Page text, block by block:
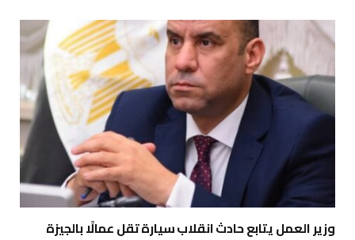
وزير العمل يتابع حادث انقلاب سيارة تقل عمالًا بالجيزة